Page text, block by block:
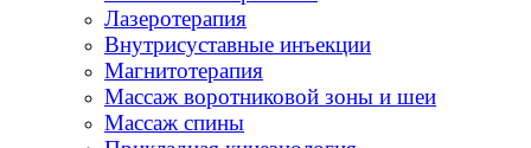
Лазеротерапия
Внутрисуставные инъекции
Магнитотерапия
Массаж воротниковой зоны и шеи
Массаж спины